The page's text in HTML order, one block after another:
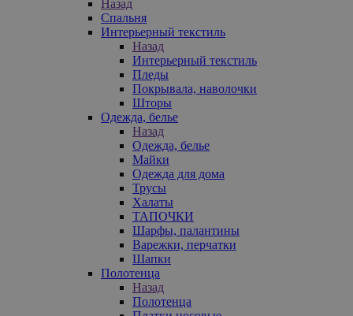
Назад
Спальня
Интерьерный текстиль
Назад
Интерьерный текстиль
Пледы
Покрывала, наволочки
Шторы
Одежда, белье
Назад
Одежда, белье
Майки
Одежда для дома
Трусы
Халаты
ТАПОЧКИ
Шарфы, палантины
Варежки, перчатки
Шапки
Полотенца
Назад
Полотенца